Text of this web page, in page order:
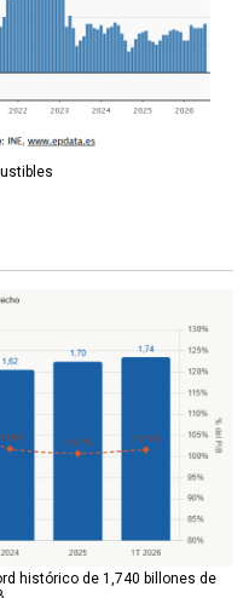
histórico de 1,740 billones de